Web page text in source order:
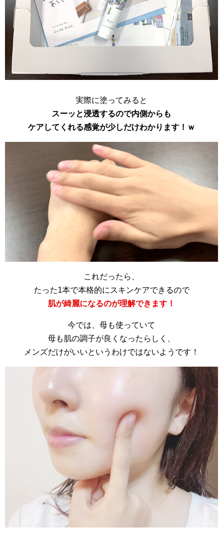
実際に塗ってみると
スーッと浸透するので内側からも
ケアしてくれる感覚が少しだけわかります！ｗ
これだったら、
たった1本で本格的にスキンケアできるので
肌が綺麗になるのが理解できます！
今では、母も使っていて
母も肌の調子が良くなったらしく、
メンズだけがいいというわけではないようです！